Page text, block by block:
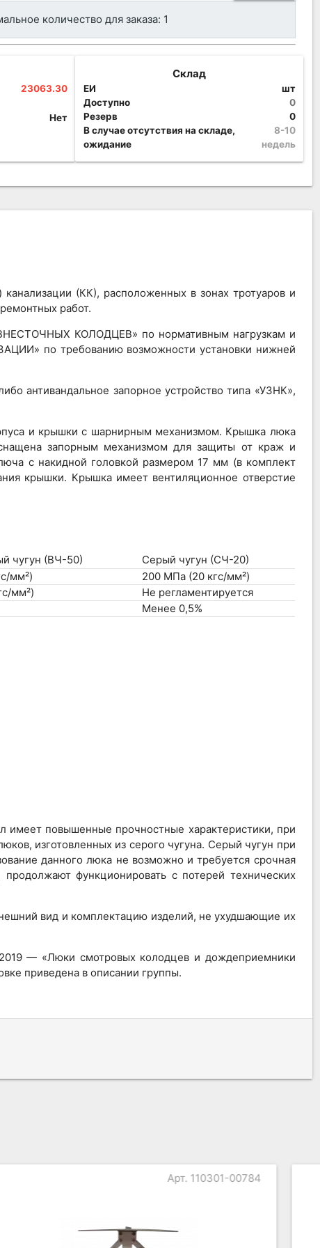
количество для заказа: 1
23063.30
Нет
Склад
ЕИ
шт
Доступно
0
Резерв
0
В случае отсутствия на складе,
ожидание
8-10
недель
(КК), расположенных в зонах тротуаров и
работ.
КОЛОДЦЕВ» по нормативным нагрузкам и
по требованию возможности установки нижней
антивандальное запорное устройство типа «УЗНК»,
и крышки с шарнирным механизмом. Крышка люка
запорным механизмом для защиты от краж и
с накидной головкой размером 17 мм (в комплект
крышки. Крышка имеет вентиляционное отверстие
чугун (ВЧ-50)
Серый чугун (СЧ-20)
мм²)
200 МПа (20 кгс/мм²)
мм²)
Не регламентируется
Менее 0,5%
имеет повышенные прочностные характеристики, при
изготовленных из серого чугуна. Серый чугун при
данного люка не возможно и требуется срочная
функционировать с потерей технических
вид и комплектацию изделий, не ухудшающие их
— «Люки смотровых колодцев и дождеприемники
приведена в описании группы.
Арт. 110101-00061